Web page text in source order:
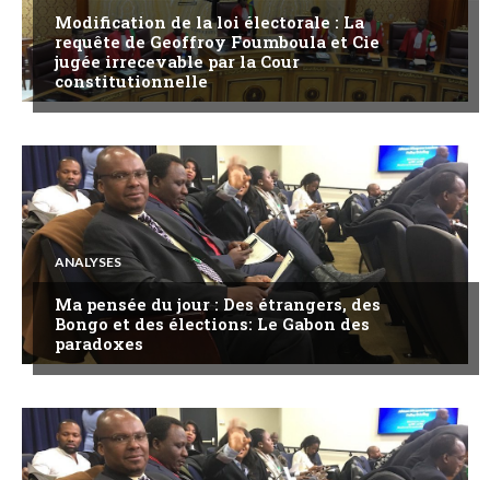
Modification de la loi électorale : La
requête de Geoffroy Foumboula et Cie
jugée irrecevable par la Cour
constitutionnelle
ANALYSES
Ma pensée du jour : Des étrangers, des
Bongo et des élections: Le Gabon des
paradoxes